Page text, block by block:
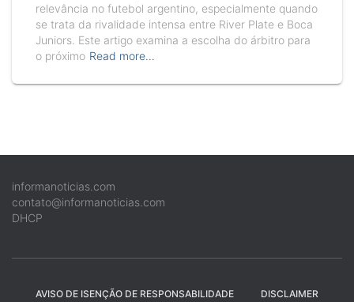
relevância no futebol argentino, especialmente quando
se trata da rivalidade intensa entre River Plate e Boca
Juniors. Este artigo examina a escolha do árbitro para
o próximo Read more…
informanoticias.com
contato@informanoticias.com
DHCP
AVISO DE ISENÇÃO DE RESPONSABILIDADE DISCLAIMER